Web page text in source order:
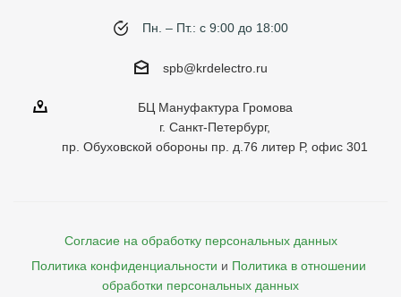
Пн. – Пт.: с 9:00 до 18:00
spb@krdelectro.ru
БЦ Мануфактура Громова
г. Санкт-Петербург,
пр. Обуховской обороны пр. д.76 литер Р, офис 301
Согласие на обработку персональных данных
Политика конфиденциальности и Политика в отношении
обработки персональных данных